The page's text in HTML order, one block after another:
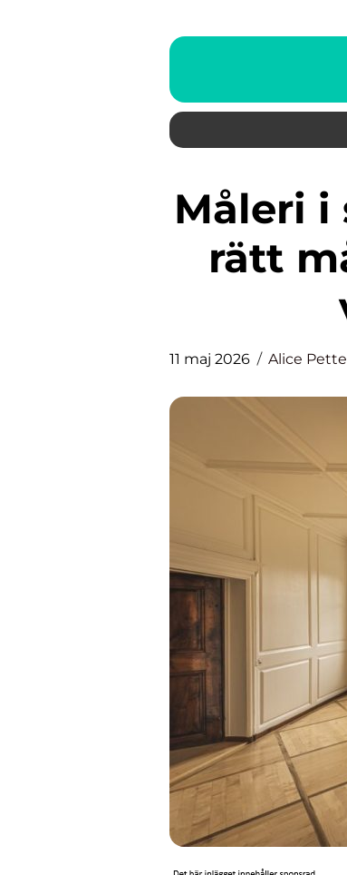
Måleri i stockholm så väljer du
rätt
11 maj 2026 Alice